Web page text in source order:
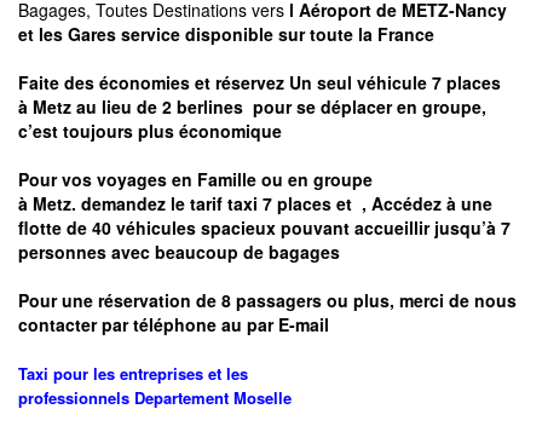
Bagages, Toutes Destinations vers l Aéroport de METZ-Nancy
et les Gares service disponible sur toute la France
Faite des économies et réservez Un seul véhicule 7 places
à Metz au lieu de 2 berlines pour se déplacer en groupe,
c’est toujours plus économique
Pour vos voyages en Famille ou en groupe
à Metz. demandez le tarif taxi 7 places et , Accédez à une
flotte de 40 véhicules spacieux pouvant accueillir jusqu’à 7
personnes avec beaucoup de bagages
Pour une réservation de 8 passagers ou plus, merci de nous
contacter par téléphone au par E-mail
Taxi pour les entreprises et les
professionnels Departement Moselle